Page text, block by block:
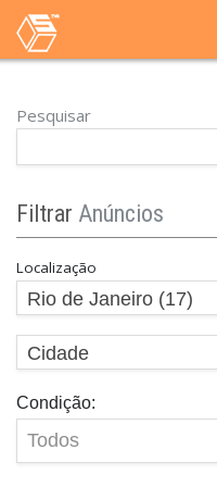
Pesquisar
Filtrar Anúncios
Localização
Rio de Janeiro (17)
Cidade
Condição: